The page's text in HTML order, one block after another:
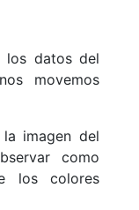
los datos del
movemos
imagen del
como
los colores